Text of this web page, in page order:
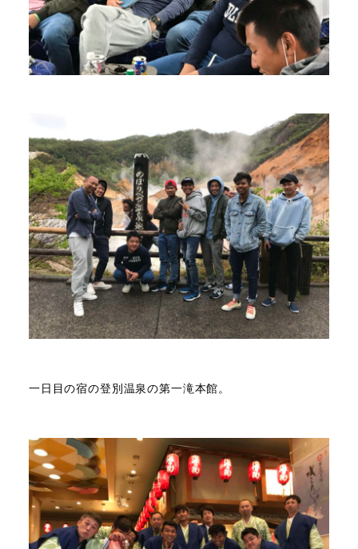
一日目の宿の登別温泉の第一滝本館。